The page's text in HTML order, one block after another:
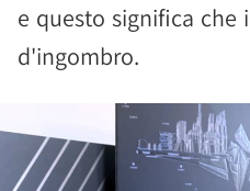
e questo significa che
d'ingombro.